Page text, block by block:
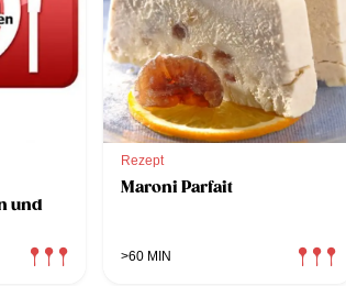
und
Rezept
Maroni Parfait
>60 MIN